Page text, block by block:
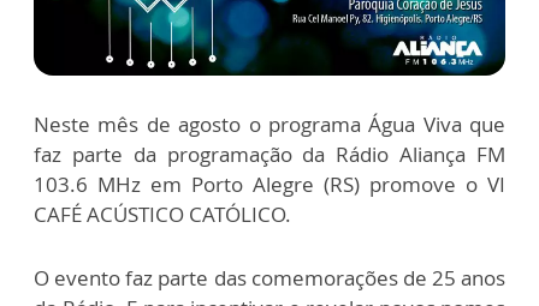
Neste mês de agosto o programa Água Viva que
faz parte da programação da Rádio Aliança FM
103.6 MHz em Porto Alegre (RS) promove o VI
CAFÉ ACÚSTICO CATÓLICO.
O evento faz parte das comemorações de 25 anos